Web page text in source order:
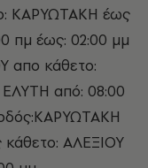
ΚΑΡΥΩΤΑΚΗ έως
πμ έως: 02:00 μμ
απο κάθετο:
από: 08:00
ΑΛΕΞΙΟΥ